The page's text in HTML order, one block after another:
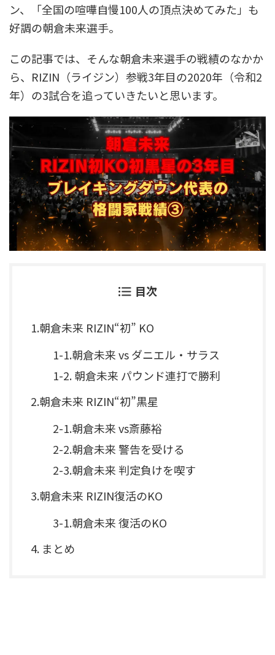
ン、「全国の喧嘩自慢100人の頂点決めてみた」も
好調の朝倉未来選手。
この記事では、そんな朝倉未来選手の戦績のなかか
ら、RIZIN（ライジン）参戦3年目の2020年（令和2
年）の3試合を追っていきたいと思います。
目次
1.朝倉未来 RIZIN“初” KO
1-1.朝倉未来 vs ダニエル・サラス
1-2. 朝倉未来 パウンド連打で勝利
2.朝倉未来 RIZIN“初”黒星
2-1.朝倉未来 vs斎藤裕
2-2.朝倉未来 警告を受ける
2-3.朝倉未来 判定負けを喫す
3.朝倉未来 RIZIN復活のKO
3-1.朝倉未来 復活のKO
4. まとめ